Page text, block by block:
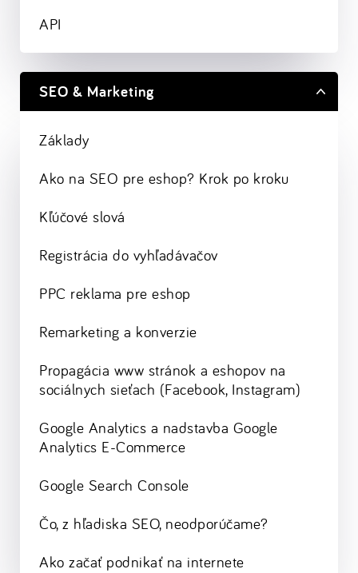
API
SEO & Marketing
Základy
Ako na SEO pre eshop? Krok po kroku
Kľúčové slová
Registrácia do vyhľadávačov
PPC reklama pre eshop
Remarketing a konverzie
Propagácia www stránok a eshopov na
sociálnych sieťach (Facebook, Instagram)
Google Analytics a nadstavba Google
Analytics E-Commerce
Google Search Console
Čo, z hľadiska SEO, neodporúčame?
Ako začať podnikať na internete